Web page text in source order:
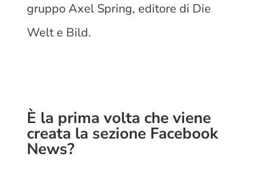
gruppo Axel Spring, editore di Die
Welt e Bild.
È la prima volta che viene
creata la sezione Facebook
News?